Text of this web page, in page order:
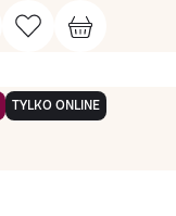
TYLKO ONLINE